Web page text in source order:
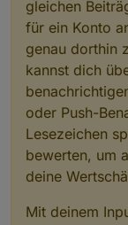
gleichen
für ein Konto
genau dorthin
kannst dich
oder Push-
Lesezeichen
bewerten, um
deine
Mit deinem